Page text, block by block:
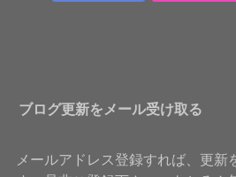
ブログ更新をメール受け取る
メールアドレス登録すれば、更新